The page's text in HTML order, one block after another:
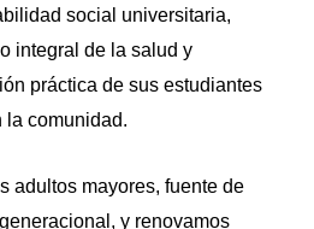
social universitaria,
integral de la salud y
práctica de sus estudiantes
la comunidad.
adultos mayores, fuente de
y renovamos